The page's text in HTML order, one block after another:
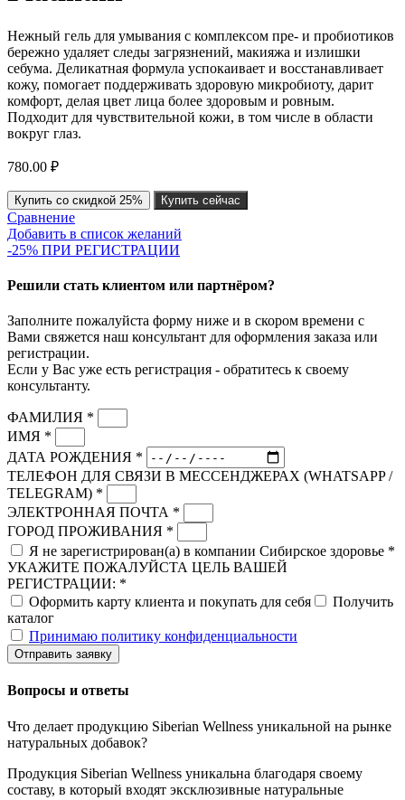
Нежный гель для умывания с комплексом пре- и пробиотиков
бережно удаляет следы загрязнений, макияжа и излишки
себума. Деликатная формула успокаивает и восстанавливает
кожу, помогает поддерживать здоровую микробиоту, дарит
комфорт, делая цвет лица более здоровым и ровным.
Подходит для чувствительной кожи, в том числе в области
вокруг глаз.
780.00 ₽
Купить со скидкой 25% Купить сейчас
Сравнение
Добавить в список желаний
-25% ПРИ РЕГИСТРАЦИИ
Решили стать клиентом или партнёром?
Заполните пожалуйста форму ниже и в скором времени с
Вами свяжется наш консультант для оформления заказа или
регистрации.
Если у Вас уже есть регистрация - обратитесь к своему
консультанту.
ФАМИЛИЯ *
ИМЯ *
ДАТА РОЖДЕНИЯ *
ТЕЛЕФОН ДЛЯ СВЯЗИ В МЕССЕНДЖЕРАХ (WHATSAPP /
TELEGRAM) *
ЭЛЕКТРОННАЯ ПОЧТА *
ГОРОД ПРОЖИВАНИЯ *
Я не зарегистрирован(а) в компании Сибирское здоровье *
УКАЖИТЕ ПОЖАЛУЙСТА ЦЕЛЬ ВАШЕЙ
РЕГИСТРАЦИИ: *
Оформить карту клиента и покупать для себя
Получить
каталог
Принимаю политику конфиденциальности
Отправить заявку
Вопросы и ответы
Что делает продукцию Siberian Wellness уникальной на рынке
натуральных добавок?
Продукция Siberian Wellness уникальна благодаря своему
составу, в который входят эксклюзивные натуральные